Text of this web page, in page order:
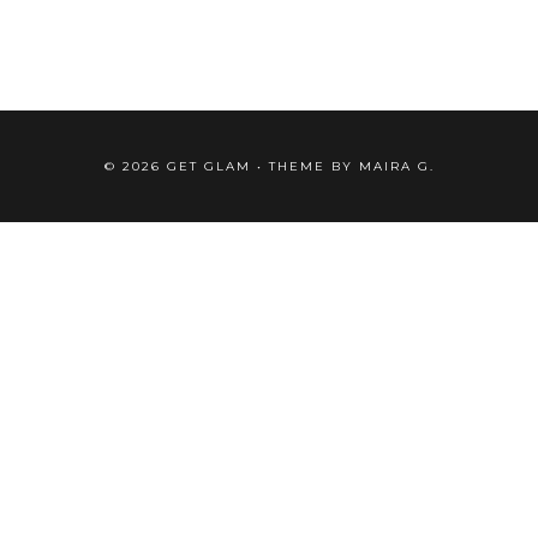
© 2026 GET GLAM • THEME BY MAIRA G.